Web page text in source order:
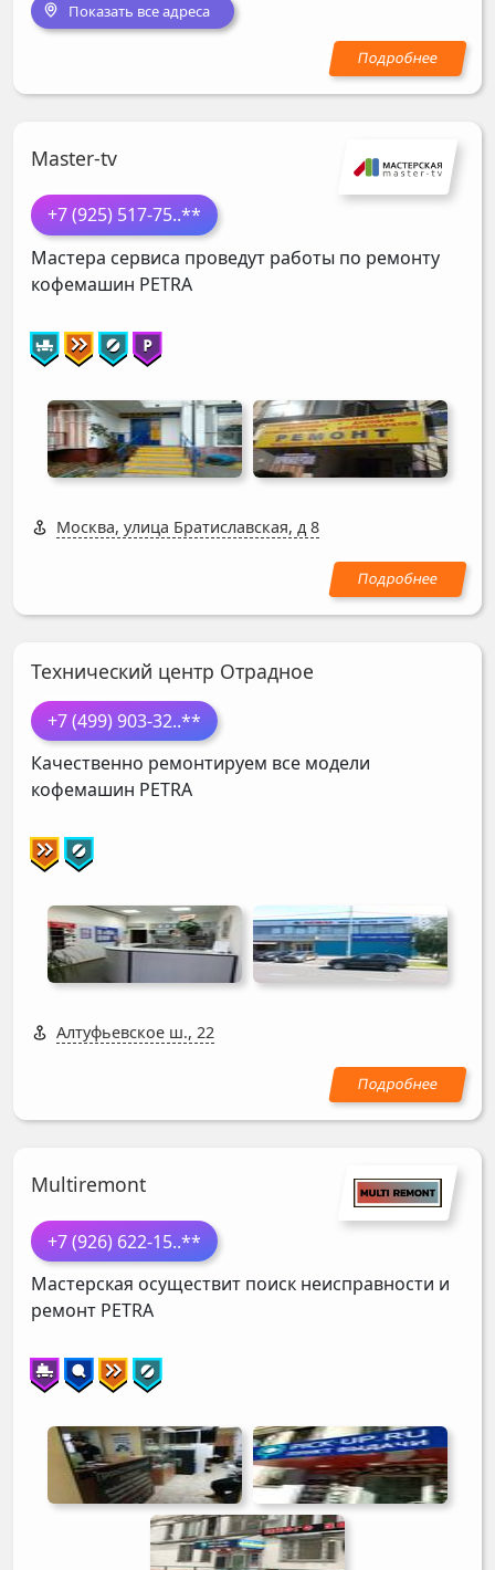
Показать все адреса
Master-tv
+7 (925) 517-75..**
Мастера сервиса проведут работы по ремонту
кофемашин PETRA
Москва, улица Братиславская, д 8
Технический центр Отрадное
+7 (499) 903-32..**
Качественно ремонтируем все модели
кофемашин PETRA
Алтуфьевское ш., 22
Multiremont
+7 (926) 622-15..**
Мастерская осуществит поиск неисправности и
ремонт PETRA